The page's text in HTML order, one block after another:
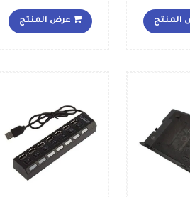
المنتج عرض المنتج